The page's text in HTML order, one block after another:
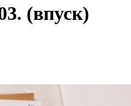
(впуск)